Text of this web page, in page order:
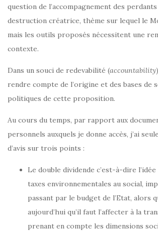
question de l’accompagnement des
destruction créatrice, thème sur lequel le
mais les outils proposés nécessitent une
contexte.
Dans un souci de redevabilité (accountability
rendre compte de l’origine et des bases de
politiques de cette proposition.
Au cours du temps, par rapport aux
personnels auxquels je donne accès, j’ai
d’avis sur trois points :
Le double dividende c’est-à-dire
taxes environnementales au social,
passant par le budget de l’Etat, alors
aujourd’hui qu’il faut l’affecter à la
prenant en compte les dimensions